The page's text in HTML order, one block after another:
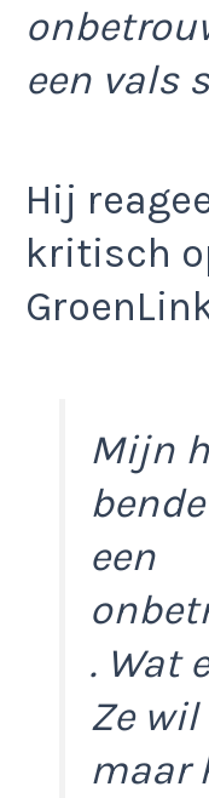
een vals
Hij
kritisch
Mijn
een
. Wat
Ze wil
maar